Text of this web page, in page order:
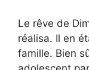
Le rêve de
réalisa. Il en
famille. Bien